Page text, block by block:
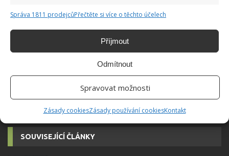
Správa 1811 prodejcůPřečtěte si více o těchto účelech
Příjmout
Odmítnout
Spravovat možnosti
Zásady cookiesZásady používání cookiesKontakt
přidala během svých studií a práce
redaktorky ji tak nadchla, že se
rozhodla zůstat. Její v...[Více o
autorovi]
SOUVISEJÍCÍ ČLÁNKY